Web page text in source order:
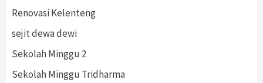
Renovasi Kelenteng
sejit dewa dewi
Sekolah Minggu 2
Sekolah Minggu Tridharma